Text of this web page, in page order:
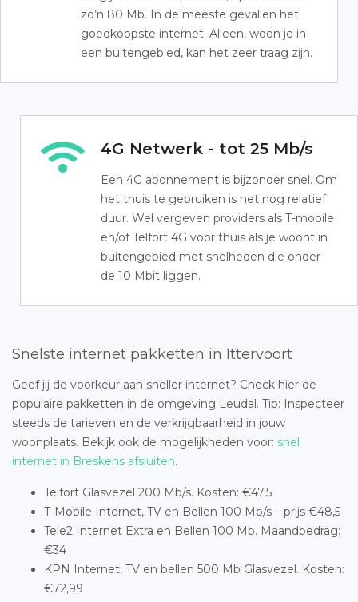
zo’n 80 Mb. In de meeste gevallen het
goedkoopste internet. Alleen, woon je in
een buitengebied, kan het zeer traag zijn.
4G Netwerk - tot 25 Mb/s
Een 4G abonnement is bijzonder snel. Om
het thuis te gebruiken is het nog relatief
duur. Wel vergeven providers als T-mobile
en/of Telfort 4G voor thuis als je woont in
buitengebied met snelheden die onder
de 10 Mbit liggen.
Snelste internet pakketten in Ittervoort
Geef jij de voorkeur aan sneller internet? Check hier de
populaire pakketten in de omgeving Leudal. Tip: Inspecteer
steeds de tarieven en de verkrijgbaarheid in jouw
woonplaats. Bekijk ook de mogelijkheden voor: snel
internet in Breskens afsluiten.
Telfort Glasvezel 200 Mb/s. Kosten: €47,5
T-Mobile Internet, TV en Bellen 100 Mb/s – prijs €48,5
Tele2 Internet Extra en Bellen 100 Mb. Maandbedrag:
€34
KPN Internet, TV en bellen 500 Mb Glasvezel. Kosten:
€72,99